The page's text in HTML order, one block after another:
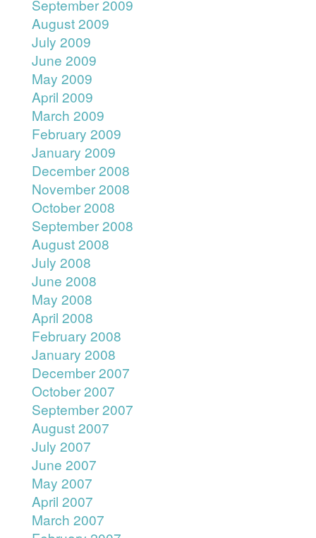
September 2009
August 2009
July 2009
June 2009
May 2009
April 2009
March 2009
February 2009
January 2009
December 2008
November 2008
October 2008
September 2008
August 2008
July 2008
June 2008
May 2008
April 2008
February 2008
January 2008
December 2007
October 2007
September 2007
August 2007
July 2007
June 2007
May 2007
April 2007
March 2007